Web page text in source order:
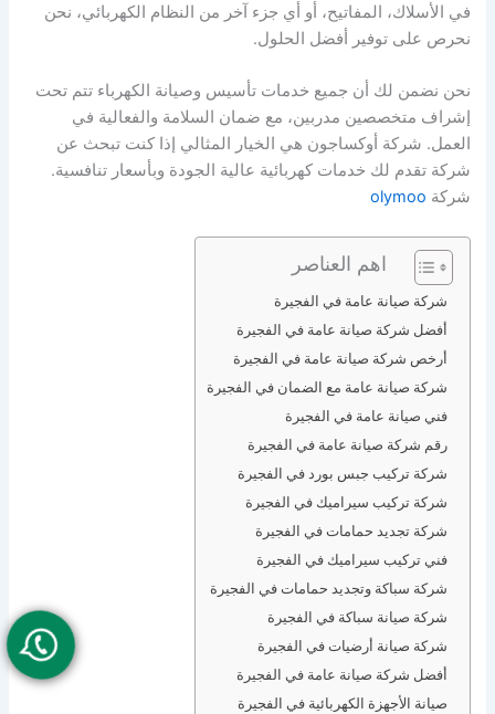
في الأسلاك، المفاتيح، أو أي جزء آخر من النظام الكهربائي، نحن
نحرص على توفير أفضل الحلول.
نحن نضمن لك أن جميع خدمات تأسيس وصيانة الكهرباء تتم تحت
إشراف متخصصين مدربين، مع ضمان السلامة والفعالية في
العمل. شركة أوكساجون هي الخيار المثالي إذا كنت تبحث عن
شركة تقدم لك خدمات كهربائية عالية الجودة وبأسعار تنافسية.
شركة olymoo
اهم العناصر
شركة صيانة عامة في الفجيرة
أفضل شركة صيانة عامة في الفجيرة
أرخص شركة صيانة عامة في الفجيرة
شركة صيانة عامة مع الضمان في الفجيرة
فني صيانة عامة في الفجيرة
رقم شركة صيانة عامة في الفجيرة
شركة تركيب جبس بورد في الفجيرة
شركة تركيب سيراميك في الفجيرة
شركة تجديد حمامات في الفجيرة
فني تركيب سيراميك في الفجيرة
شركة سباكة وتجديد حمامات في الفجيرة
شركة صيانة سباكة في الفجيرة
شركة صيانة أرضيات في الفجيرة
أفضل شركة صيانة عامة في الفجيرة
صيانة الأجهزة الكهربائية في الفجيرة